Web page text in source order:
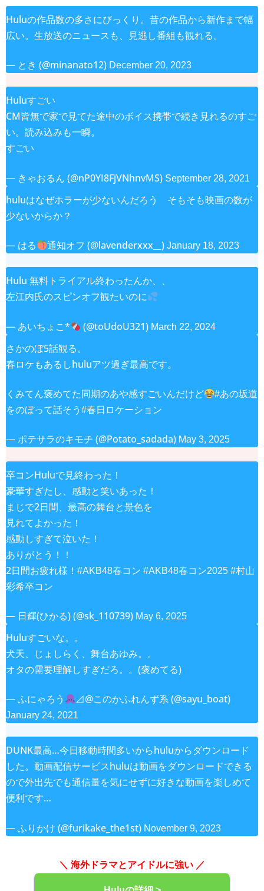
Huluの作品数の多さにびっくり。昔の作品から新作まで幅
広い。生放送のニュースも、見逃し番組も観れる。
— とき (@minanato12) December 20, 2023
Huluすごい
CM皆無で家で見てた途中のボイス携帯で続き見れるのすご
い。読み込みも一瞬。
すごい
— きゃおるん (@nP0YI8FjVNhnvMS) September 28, 2021
huluはなぜホラーが少ないんだろう そもそも映画の数が
少ないからか？
— はる 通知オフ (@lavenderxxx__) January 18, 2023
Hulu 無料トライアル終わったんか、、
左江内氏のスピンオフ観たいのに
— あいちょこ* (@toUdoU321) March 22, 2024
さかのぼ5話観る。
春ロケもあるしhuluアツ過ぎ最高です。
くみてん褒めてた同期のあや感すごいんだけど
#あの坂道
をのぼって話そう #春日ロケーション
— ポテサラのキモチ (@Potato_sadada) May 3, 2025
卒コンHuluで見終わった！
豪華すぎたし、感動と笑いあった！
まじで2日間、最高の舞台と景色を
見れてよかった！
感動しすぎて泣いた！
ありがとう！！
2日間お疲れ様！ #AKB48春コン #AKB48春コン2025 #村山
彩希卒コン
— 日輝(ひかる) (@sk_110739) May 6, 2025
Huluすごいな。。
犬天、じょしらく、舞台あゆみ。。
オタの需要理解しすぎだろ。。(褒めてる)
— ふにゃろう ⊿@このかふれんず系 (@sayu_boat)
January 24, 2021
DUNK最高…今日移動時間多いからhuluからダウンロード
した。動画配信サービスhuluは動画をダウンロードできる
ので外出先でも通信量を気にせずに好きな動画を楽しめて
便利です…
— ふりかけ (@furikake_the1st) November 9, 2023
＼ 海外ドラマとアイドルに強い ／